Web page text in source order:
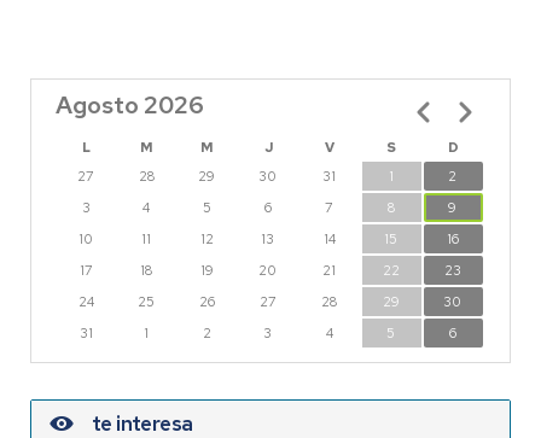
Agosto 2026
L M M J V S
D
27
28 29 30 31 1
2
3
4 5 6 7 8
9
10
11 12 13 14 15
16
17
18 19 20 21 22
23
24
25 26 27 28 29
30
31
1 2 3 4 5 6
Paginación
te interesa